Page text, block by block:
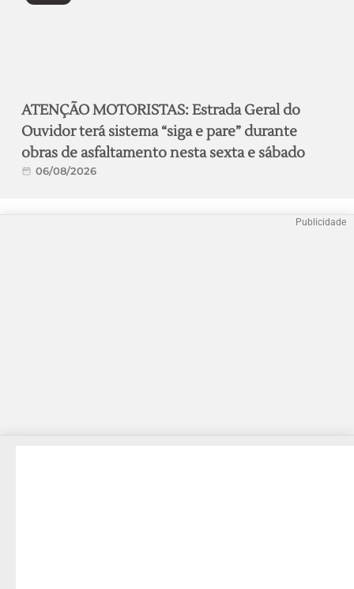
ATENÇÃO MOTORISTAS: Estrada Geral do
Ouvidor terá sistema “siga e pare” durante
obras de asfaltamento nesta sexta e sábado
06/08/2026
Publicidade